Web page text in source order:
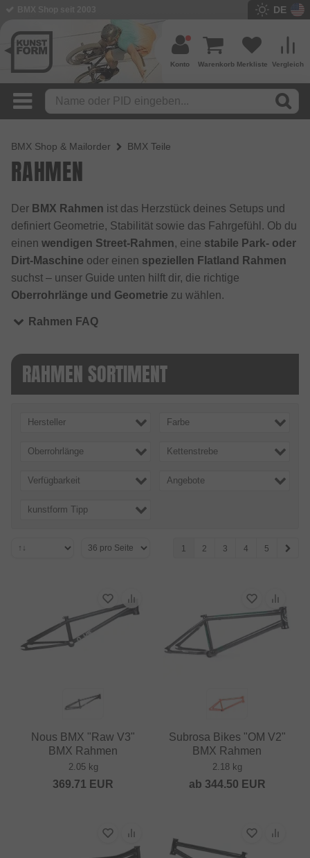
DE
Vergleich
Merkliste
Warenkorb
Konto
BMX Shop & Mailorder BMX Teile
RAHMEN
Der BMX Rahmen ist das Herzstück deines Setups und
definiert Geometrie, Stabilität sowie das Fahrgefühl. Ob du
einen wendigen Street-Rahmen, eine stabile Park- oder
Dirt-Maschine oder einen speziellen Flatland Rahmen
suchst – unser Guide unten hilft dir, die richtige
Oberrohrlänge und Geometrie zu wählen.
Rahmen FAQ
RAHMEN SORTIMENT
Hersteller Farbe
Oberrohrlänge Kettenstrebe
Verfügbarkeit Angebote
kunstform Tipp
1 2 3 4 5
Nous BMX "Raw V3"
BMX Rahmen
2.05 kg
369.71 EUR
Subrosa Bikes "OM V2"
BMX Rahmen
2.18 kg
ab 344.50 EUR